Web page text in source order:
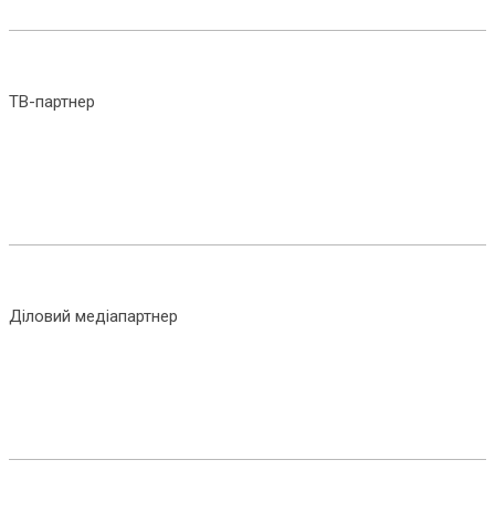
ТВ-партнер
Діловий медіапартнер